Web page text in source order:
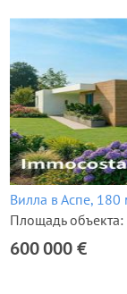
Вилла в Аспе, 180
Площадь
600 000 €